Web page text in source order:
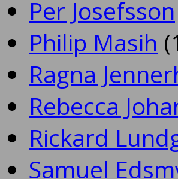
Per Josefsson
Philip Masih
Ragna
Rebecca
Rickard
Samuel